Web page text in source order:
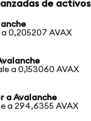
de activos
a 0,205207 AVAX
a 0,153060 AVAX
a Avalanche
a 294,6355 AVAX